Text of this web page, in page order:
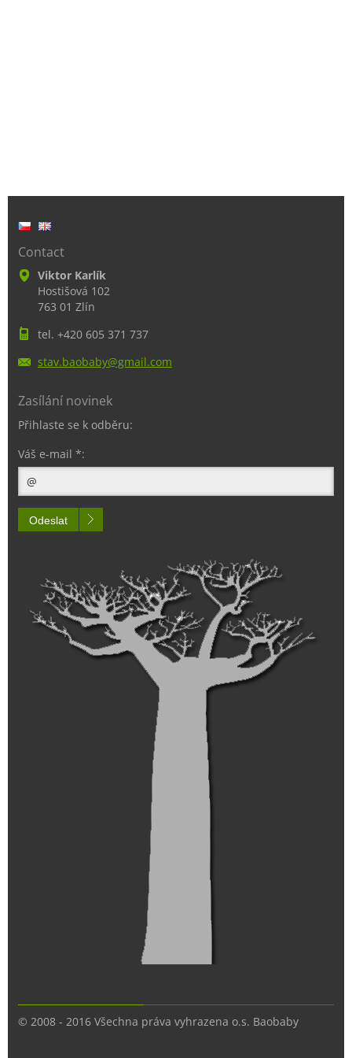
Contact
Viktor Karlík
Hostišová 102
763 01 Zlín
tel. +420 605 371 737
stav.baobaby@gmail.com
Zasílání novinek
Přihlaste se k odběru:
Váš e-mail *:
Odeslat
© 2008 - 2016 Všechna práva vyhrazena o.s. Baobaby